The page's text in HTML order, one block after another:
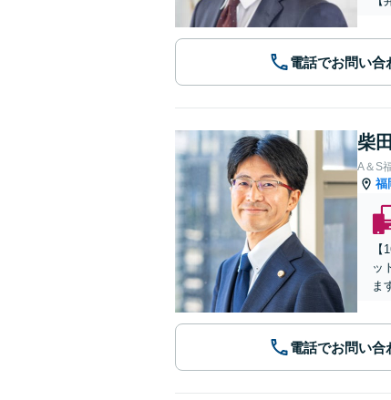
電話でお問い合
柴
A＆S
福
ッ
ま
電話でお問い合